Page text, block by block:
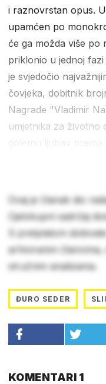
i raznovrstan opus.
upamćen po
će ga možda više po
priklonio u jednoj
je svjedočio
čovjeka, dobitnik
Nagrade "Vladimir
umjetnika za životno
Ovaj je članak dio
Cjelokupni sadržaj
S pretplatom
arhiviranim člancima,
stručnim analizama.
ĐURO SEDER
KOMENTARI 1